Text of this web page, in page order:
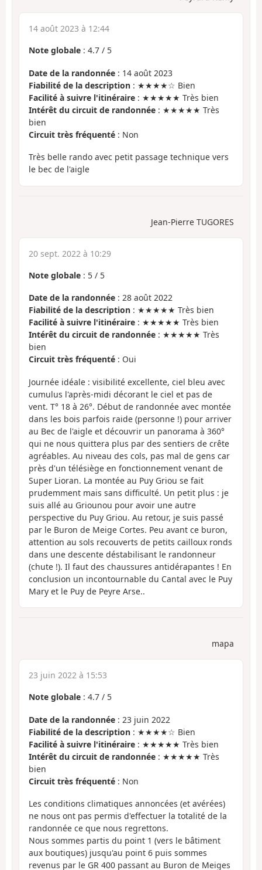
14 août 2023 à 12:44
Note globale : 4.7 / 5
Date de la randonnée : 14 août 2023
Fiabilité de la description : ★★★★☆ Bien
Facilité à suivre l'itinéraire : ★★★★★ Très bien
Intérêt du circuit de randonnée : ★★★★★ Très
bien
Circuit très fréquenté : Non
Très belle rando avec petit passage technique vers
le bec de l'aigle
Jean-Pierre TUGORES
20 sept. 2022 à 10:29
Note globale : 5 / 5
Date de la randonnée : 28 août 2022
Fiabilité de la description : ★★★★★ Très bien
Facilité à suivre l'itinéraire : ★★★★★ Très bien
Intérêt du circuit de randonnée : ★★★★★ Très
bien
Circuit très fréquenté : Oui
Journée idéale : visibilité excellente, ciel bleu avec
cumulus l'après-midi décorant le ciel et pas de
vent. T° 18 à 26°. Début de randonnée avec montée
dans les bois parfois raide (personne !) pour arriver
au Bec de l'aigle et découvrir un panorama à 360°
qui ne nous quittera plus par des sentiers de crête
agréables. Au niveau des cols, pas mal de gens car
près d'un télésiège en fonctionnement venant de
Super Lioran. La montée au Puy Griou se fait
prudemment mais sans difficulté. Un petit plus : je
suis allé au Griounou pour avoir une autre
perspective du Puy Griou. Au retour, je suis passé
par le Buron de Meige Cortes. Peu avant ce buron,
attention au sols recouverts de petits cailloux ronds
dans une descente déstabilisant le randonneur
(chute !). Il faut des chaussures antidérapantes ! En
conclusion un incontournable du Cantal avec le Puy
Mary et le Puy de Peyre Arse..
mapa
23 juin 2022 à 15:53
Note globale : 4.7 / 5
Date de la randonnée : 23 juin 2022
Fiabilité de la description : ★★★★☆ Bien
Facilité à suivre l'itinéraire : ★★★★★ Très bien
Intérêt du circuit de randonnée : ★★★★★ Très
bien
Circuit très fréquenté : Non
Les conditions climatiques annoncées (et avérées)
ne nous ont pas permis d'effectuer la totalité de la
randonnée ce que nous regrettons.
Nous sommes partis du point 1 (vers le bâtiment
aux boutiques) jusqu'au point 6 puis sommes
revenus par le GR 400 passant au Buron de Meiges